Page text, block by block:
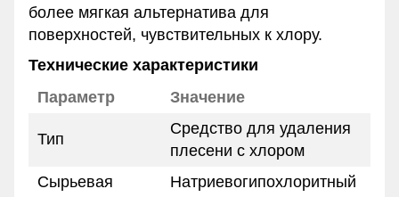
более мягкая альтернатива для
поверхностей, чувствительных к хлору.
Технические характеристики
Параметр
Значение
Тип
Средство для удаления
плесени с хлором
Сырьевая
Натриевогипохлоритный